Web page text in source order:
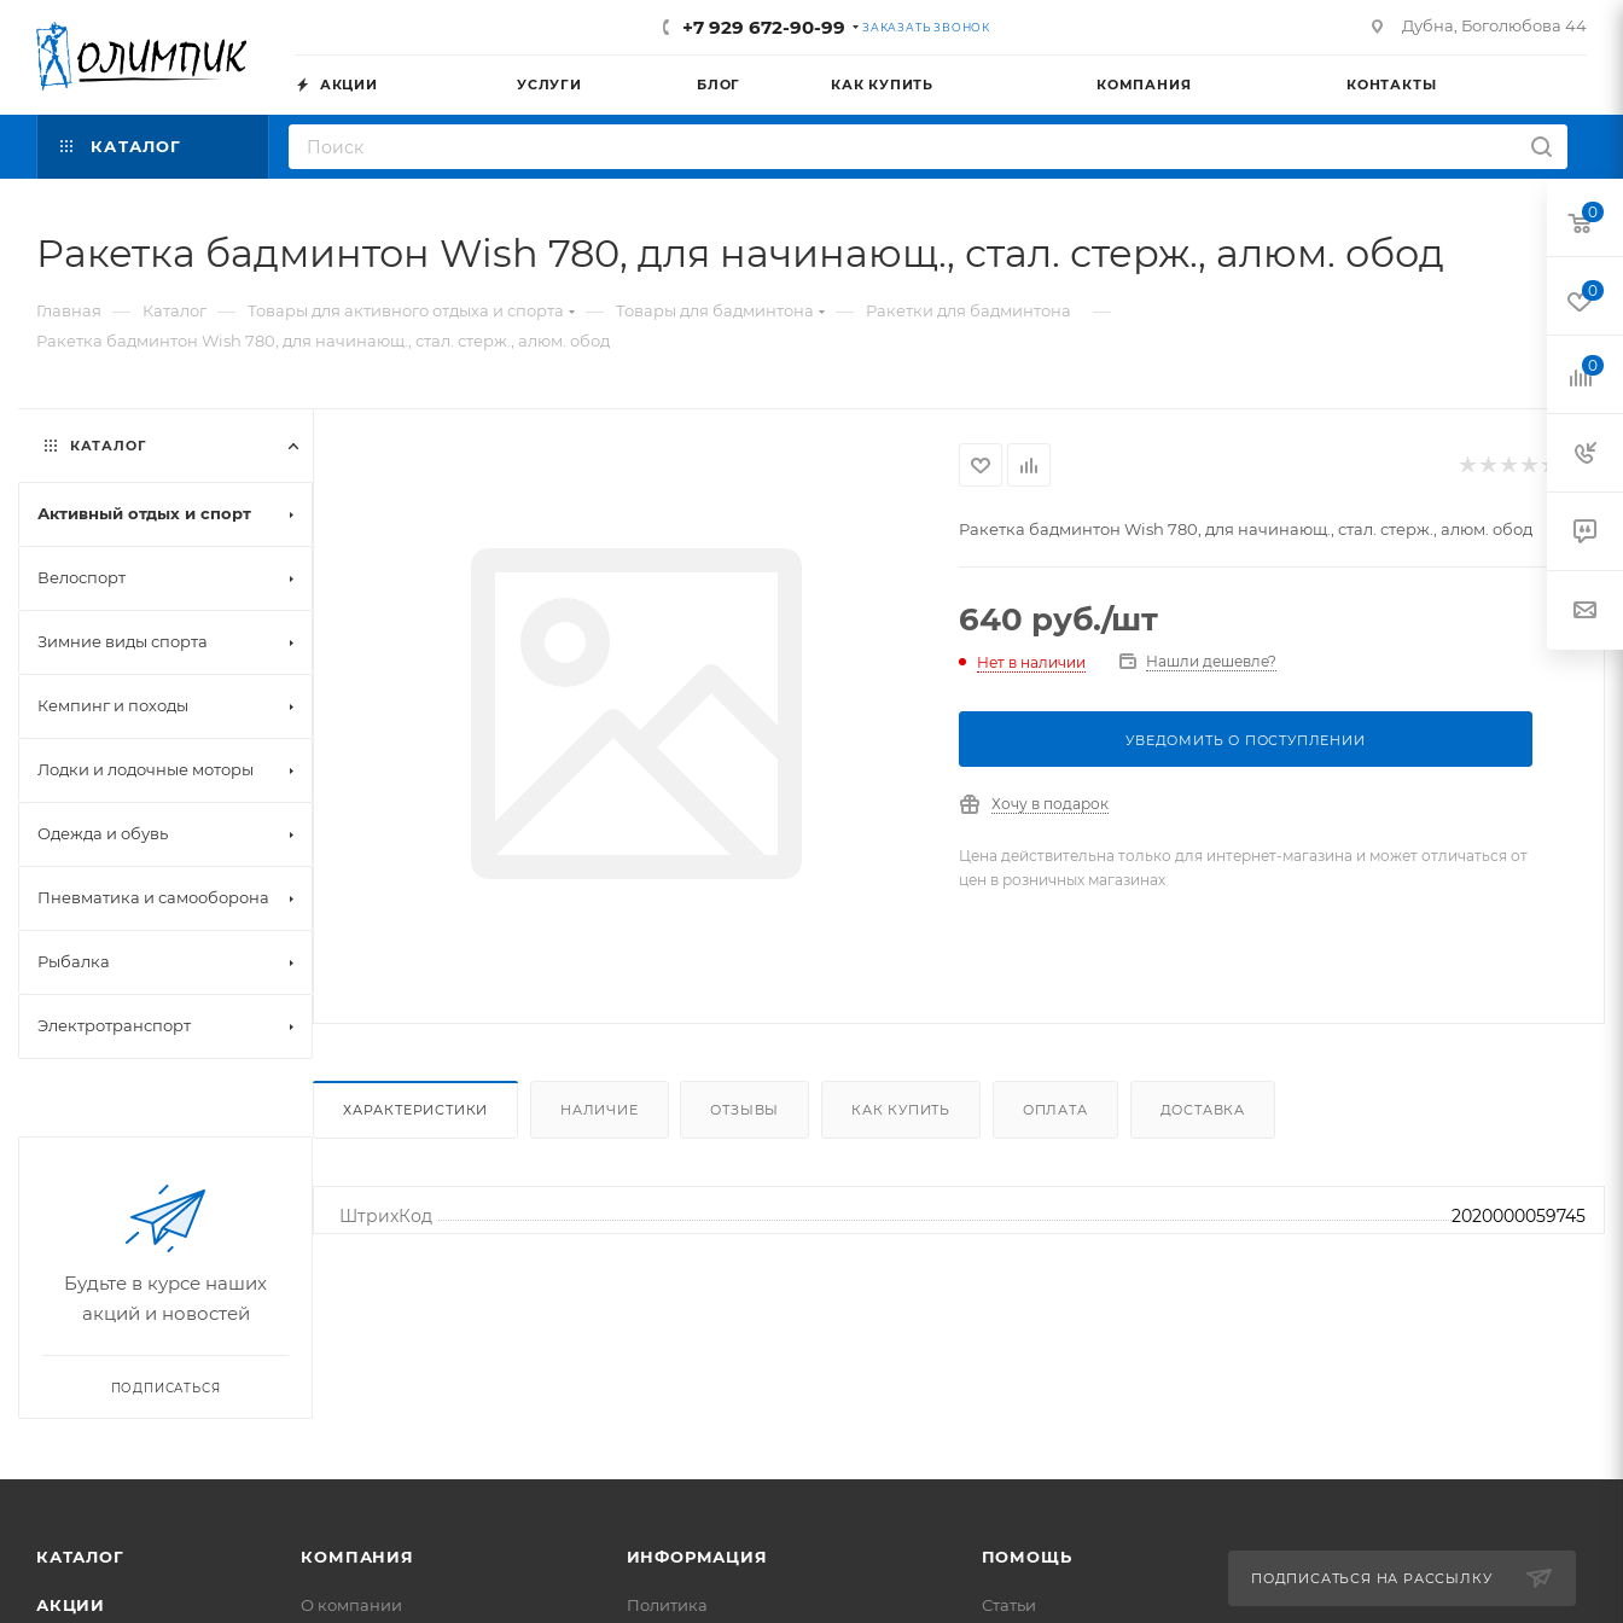
+7 929 672-90-99 ЗАКАЗАТЬ ЗВОНОК Дубна, Боголюбова 44
АКЦИИ УСЛУГИ БЛОГ КАК КУПИТЬ КОМПАНИЯ КОНТАКТЫ
КАТАЛОГ
Ракетка бадминтон Wish 780, для начинающ., стал. стерж., алюм. обод
Главная — Каталог — Товары для активного отдыха и спорта — Товары для бадминтона — Ракетки для бадминтона —
Ракетка бадминтон Wish 780, для начинающ., стал. стерж., алюм. обод
Ракетка бадминтон Wish 780, для начинающ., стал. стерж., алюм. обод
640 руб./шт
Нет в наличии Нашли дешевле?
УВЕДОМИТЬ О ПОСТУПЛЕНИИ
Хочу в подарок
Цена действительна только для интернет-магазина и может отличаться от
цен в розничных магазинах
ХАРАКТЕРИСТИКИ НАЛИЧИЕ ОТЗЫВЫ КАК КУПИТЬ ОПЛАТА ДОСТАВКА
ШтрихКод 2020000059745
КАТАЛОГ
Активный отдых и спорт
Велоспорт
Зимние виды спорта
Кемпинг и походы
Лодки и лодочные моторы
Одежда и обувь
Пневматика и самооборона
Рыбалка
Электротранспорт
Будьте в курсе наших
акций и новостей
ПОДПИСАТЬСЯ
КАТАЛОГ
АКЦИИ
КОМПАНИЯ
О компании
ИНФОРМАЦИЯ
Политика
ПОМОЩЬ
Статьи
ПОДПИСАТЬСЯ НА РАССЫЛКУ
0
0
0